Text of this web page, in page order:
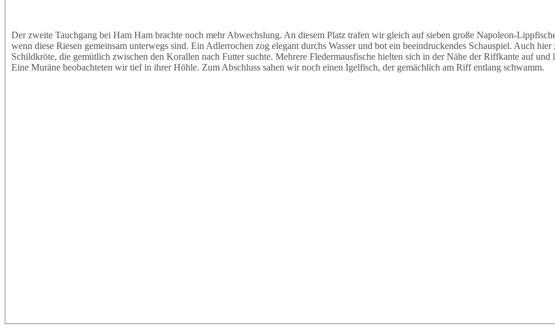
Der zweite Tauchgang bei Ham Ham brachte noch mehr Abwechslung. An diesem Platz trafen wir gleich auf sieben große Napoleon-
wenn diese Riesen gemeinsam unterwegs sind. Ein Adlerrochen zog elegant durchs Wasser und bot ein beeindruckendes Schauspiel. Auch
Schildkröte, die gemütlich zwischen den Korallen nach Futter suchte. Mehrere Fledermausfische hielten sich in der Nähe der Riffkante auf und
Eine Muräne beobachteten wir tief in ihrer Höhle. Zum Abschluss sahen wir noch einen Igelfisch, der gemächlich am Riff entlang schwamm.